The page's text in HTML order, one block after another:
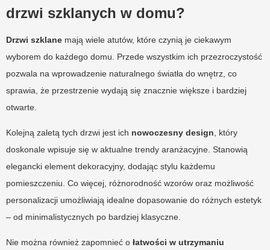
drzwi szklanych w domu?
Drzwi szklane mają wiele atutów, które czynią je ciekawym
wyborem do każdego domu. Przede wszystkim ich przezroczystość
pozwala na wprowadzenie naturalnego światła do wnętrz, co
sprawia, że przestrzenie wydają się znacznie większe i bardziej
otwarte.
Kolejną zaletą tych drzwi jest ich nowoczesny design , który
doskonale wpisuje się w aktualne trendy aranżacyjne. Stanowią
elegancki element dekoracyjny, dodając stylu każdemu
pomieszczeniu. Co więcej, różnorodność wzorów oraz możliwość
personalizacji umożliwiają idealne dopasowanie do różnych estetyk
– od minimalistycznych po bardziej klasyczne.
Nie można również zapomnieć o łatwości w utrzymaniu